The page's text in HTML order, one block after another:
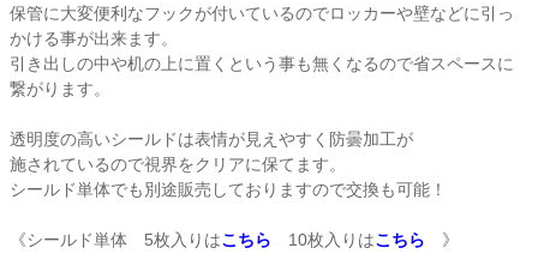
文具・事務用品
感染防止関連商品
保管に大変便利なフックが付いているのでロッカーや壁などに引っ
かける事が出来ます。
引き出しの中や机の上に置くという事も無くなるので省スペースに
繋がります。
透明度の高いシールドは表情が見えやすく防曇加工が
施されているので視界をクリアに保てます。
シールド単体でも別途販売しておりますので交換も可能！
《シールド単体 5枚入りはこちら 10枚入りはこちら 》